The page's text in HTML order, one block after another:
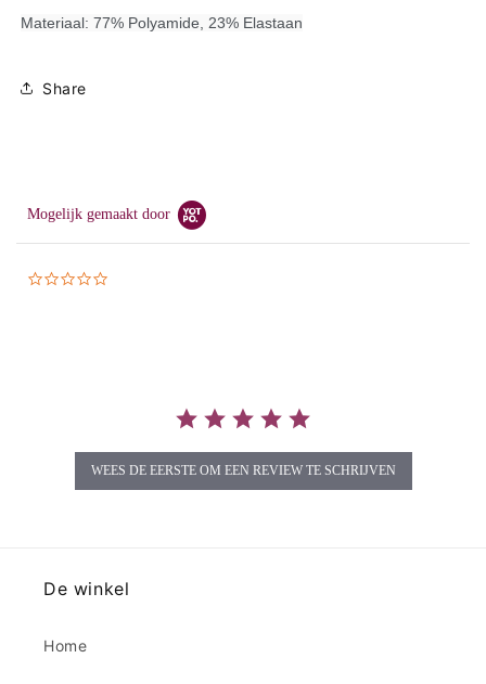
Materiaal: 77% Polyamide, 23% Elastaan
Share
Mogelijk gemaakt door
WEES DE EERSTE OM EEN REVIEW TE SCHRIJVEN
De winkel
Home